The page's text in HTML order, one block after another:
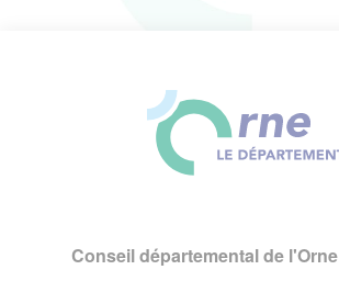
Conseil départemental de l'Orne